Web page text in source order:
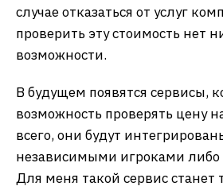
случае отказаться от услуг
проверить эту стоимость нет
возможности.
В будущем появятся сервисы,
возможность проверять цену
всего, они будут
независимыми игроками либо
Для меня такой сервис